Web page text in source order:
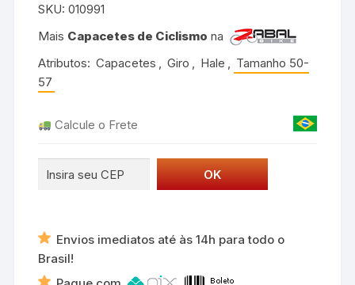
SKU:010991
Mais Capacetes de Ciclismo na
Atributos: Capacetes , Giro , Hale , Tamanho 50-
57
Calcule o Frete
Envios imediatos até às 14h para todo o
Brasil!